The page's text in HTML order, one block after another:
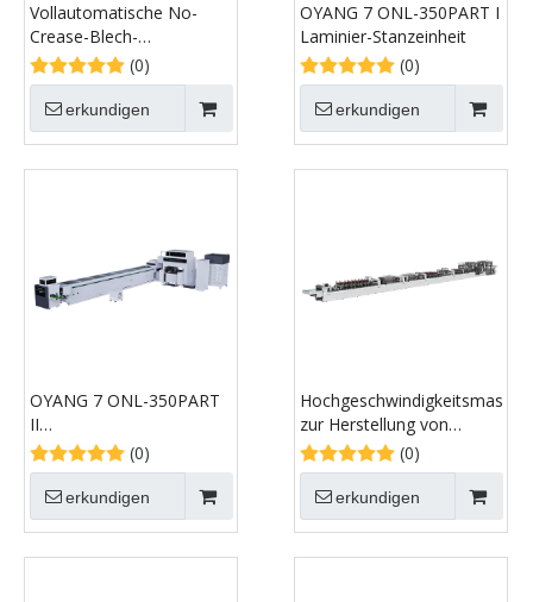
Vollautomatische No-
Crease-Blech-
Fütterungspapierbeutelmaschine
(0)
erkundigen
OYANG 7 ONL-350PART I
Laminier-Stanzeinheit
(0)
erkundigen
OYANG 7 ONL-350PART
II
Formversiegelungseinheit
(0)
erkundigen
zur Herstellung von
Flachbodenbeuteln
(0)
erkundigen